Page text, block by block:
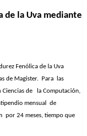
de la Uva mediante
Fenólica de la Uva
de Magister. Para
las
Ciencias de
la Computación,
mensual
de
por 24 meses, tiempo que